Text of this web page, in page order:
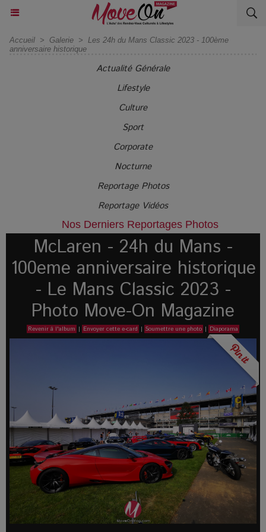
Accueil > Galerie > Les 24h du Mans Classic 2023 - 100ème
anniversaire historique
Actualité Générale
Lifestyle
Culture
Sport
Corporate
Nocturne
Reportage Photos
Reportage Vidéos
Nos Derniers Reportages Photos
McLaren - 24h du Mans -
100eme anniversaire historique
- Le Mans Classic 2023 -
Photo Move-On Magazine
Revenir à l'album | Envoyer cette e-card | Soumettre une photo | Diaporama